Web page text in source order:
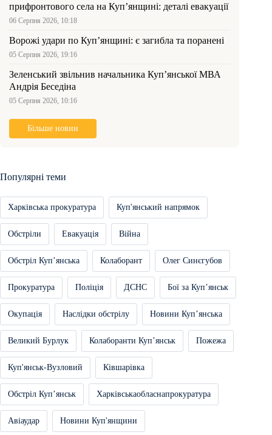
прифронтового села на Куп’янщині: деталі евакуації
06 Серпня 2026, 10:18
Ворожі удари по Куп’янщині: є загибла та поранені
05 Серпня 2026, 19:16
Зеленський звільнив начальника Купʼянської МВА
Андрія Беседіна
05 Серпня 2026, 10:16
Більше новин
Популярні теми
Харківська прокуратура Куп'янський напрямок
Обстріли Евакуація Війна
Обстріл Купʼянська Колаборант Олег Синєгубов
Прокуратура Поліція ДСНС Бої за Купʼянськ
Окупація Наслідки обстрілу Новини Купʼянська
Великий Бурлук Колаборанти Купʼянськ Пожежа
Куп'янськ-Вузловий Ківшарівка
Обстріл Купʼянськ Харківськаобласнапрокуратура
Авіаудар Новини Куп'янщини